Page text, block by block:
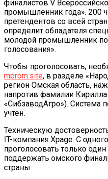
финалистов V
промышленник года». 200
претендентов со всей
определит обладателя
молодой промышленник по
голосования».
Чтобы проголосовать,
mprom.site, в разделе
регион Омская область,
напротив фамилии
«СибзаводАгро»). Система
учтен.
Техническую
IT-компания Xpage. С
проголосовать только
поддержать омского
страны.